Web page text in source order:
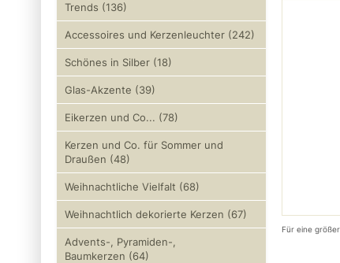
Für eine
Trends (136)
Accessoires und Kerzenleuchter (242)
Schönes in Silber (18)
Glas-Akzente (39)
Eikerzen und Co... (78)
Kerzen und Co. für Sommer und
Draußen (48)
Weihnachtliche Vielfalt (68)
Weihnachtlich dekorierte Kerzen (67)
Advents-, Pyramiden-,
Baumkerzen (64)